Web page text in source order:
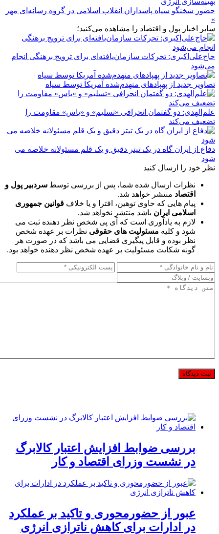
حضور سخنگو سپاه پاسداران انقلاب اسلامی در گروه رسانه‌ای مهر
»
سایر اخبار پول و اقتصاد را مشاهده می‌کنید؛
حاج‌علی‌اکبری: تحرکات سازمان‌یافته‌ای برای ترویج برهنگی انجام
می‌شود
تصاویر جدید از پهپادهای منهدم‌شده آمریکا توسط سپاه
علم‌الهدی: دو گفتمان انحرافی «تسلیم» و «یاس» مقاومت را
تضعیف می‌کند
دفاع از ایران گاه در یک تیتر دقیق و یک قلم مسئولانه خلاصه می
شود
نظر خود را ارسال کنید
نظرات ارسال شده شما، پس از بررسی توسط سردبیر پول و
اقتصاد منتشر خواهد شد.
پیام هایی که حاوی توهین، افترا و یا خلاف قوانین جمهوری
اسلامی ایران باشد منتشر نخواهد شد.
لازم به یادآوری است که آی پی شخص نظر دهنده ثبت می
شود و کلیه مسئولیت های حقوقی نظرات بر عهده شخص
نظر بوده و قابل پیگیری قضایی می باشد که در صورت هر
گونه شکایت مسئولیت بر عهده شخص نظر دهنده خواهد بود.
بررسی ضوابط افزایش اعتبار کالابرگ
در نشست وزرای اقتصاد و کار
عبور از حضورمحوری و تاکید بر عملکرد
در ادارات برای کاهش ناترازی انرژی